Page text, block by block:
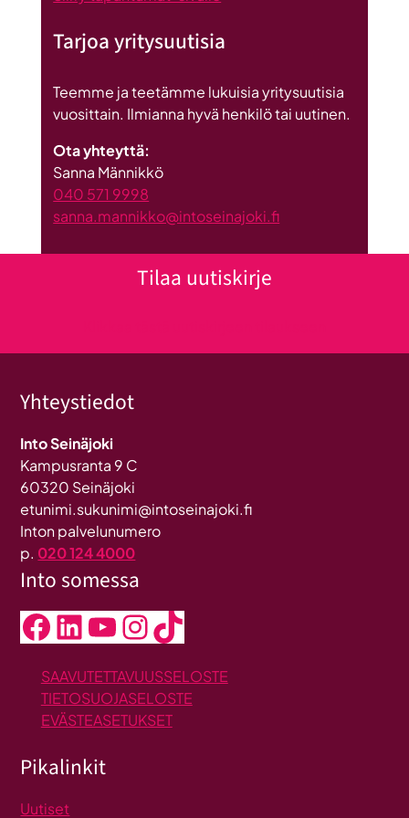
Tarjoa yritysuutisia
Teemme ja teetämme lukuisia yritysuutisia
vuosittain. Ilmianna hyvä henkilö tai uutinen.
Ota yhteyttä:
Sanna Männikkö
040 571 9998
sanna.mannikko@intoseinajoki.fi
Tilaa uutiskirje
Yhteystiedot
Into Seinäjoki
Kampusranta 9 C
60320 Seinäjoki
etunimi.sukunimi@intoseinajoki.fi
Inton palvelunumero
p. 020 124 4000
Into somessa
Facebook LinkedIn YouTube InstagramTikTok
SAAVUTETTAVUUSSELOSTE
TIETOSUOJASELOSTE
EVÄSTEASETUKSET
Pikalinkit
Uutiset